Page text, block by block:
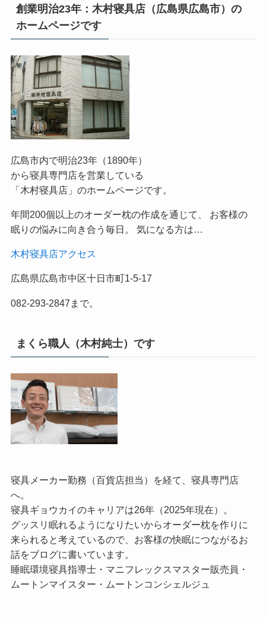
創業明治23年：木村寝具店（広島県広島市）の
ホームページです
広島市内で明治23年（1890年）
から寝具専門店を営業している
「木村寝具店」のホームページです。
年間200個以上のオーダー枕の作成を通じて、 お客様の
眠りの悩みに向き合う毎日。 気になる方は…
木村寝具店アクセス
広島県広島市中区十日市町1-5-17
082-293-2847まで。
まくら職人（木村純士）です
寝具メーカー勤務（百貨店担当）を経て、寝具専門店
へ。
寝具ギョウカイのキャリアは26年（2025年現在）。
グッスリ眠れるようになりたいからオーダー枕を作りに
来られると考えているので、お客様の快眠につながるお
話をブログに書いています。
睡眠環境寝具指導士・マニフレックスマスター販売員・
ムートンマイスター・ムートンコンシェルジュ